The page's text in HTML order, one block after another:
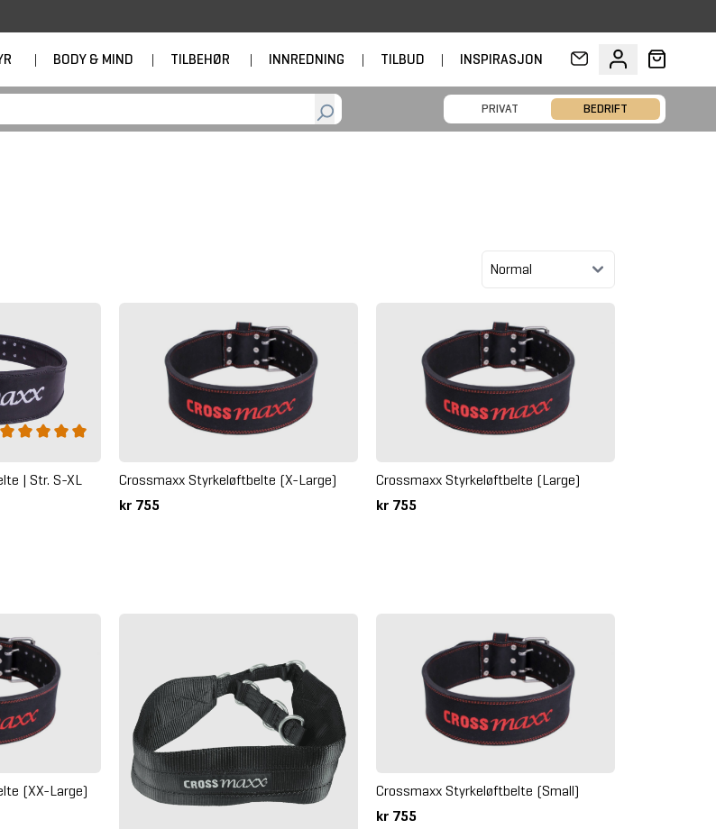
| BODY & MIND | TILBEHØR | INNREDNING | TILBUD | INSPIRASJON
PRIVAT BEDRIFT
| Str. S-XL
Crossmaxx Styrkeløftbelte (X-Large)
kr 755
Crossmaxx Styrkeløftbelte (Large)
kr 755
(XX-Large)
Crossmaxx Styrkeløftbelte (Small)
kr 755